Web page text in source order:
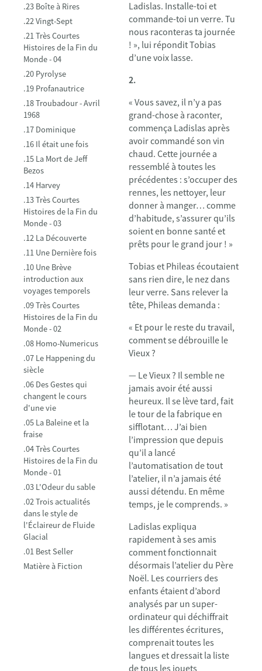
.23 Boîte à Rires
.22 Vingt-Sept
.21 Très Courtes
Histoires de la Fin du
Monde - 04
.20 Pyrolyse
.19 Profanautrice
.18 Troubadour - Avril
1968
.17 Dominique
.16 Il était une fois
.15 La Mort de Jeff
Bezos
.14 Harvey
.13 Très Courtes
Histoires de la Fin du
Monde - 03
.12 La Découverte
.11 Une Dernière fois
.10 Une Brève
introduction aux
voyages temporels
.09 Très Courtes
Histoires de la Fin du
Monde - 02
.08 Homo-Numericus
.07 Le Happening du
siècle
.06 Des Gestes qui
changent le cours
d'une vie
.05 La Baleine et la
fraise
.04 Très Courtes
Histoires de la Fin du
Monde - 01
.03 L'Odeur du sable
.02 Trois actualités
dans le style de
l'Éclaireur de Fluide
Glacial
.01 Best Seller
Matière à Fiction
Ladislas. Installe-toi et
commande-toi un verre. Tu
nous raconteras ta journée
! », lui répondit Tobias
d’une voix lasse.
2.
« Vous savez, il n’y a pas
grand-chose à raconter,
commença Ladislas après
avoir commandé son vin
chaud. Cette journée a
ressemblé à toutes les
précédentes : s’occuper des
rennes, les nettoyer, leur
donner à manger… comme
d’habitude, s’assurer qu’ils
soient en bonne santé et
prêts pour le grand jour ! »
Tobias et Phileas écoutaient
sans rien dire, le nez dans
leur verre. Sans relever la
tête, Phileas demanda :
« Et pour le reste du travail,
comment se débrouille le
Vieux ?
— Le Vieux ? Il semble ne
jamais avoir été aussi
heureux. Il se lève tard, fait
le tour de la fabrique en
sifflotant… J’ai bien
l’impression que depuis
qu’il a lancé
l’automatisation de tout
l’atelier, il n’a jamais été
aussi détendu. En même
temps, je le comprends. »
Ladislas expliqua
rapidement à ses amis
comment fonctionnait
désormais l’atelier du Père
Noël. Les courriers des
enfants étaient d’abord
analysés par un super-
ordinateur qui déchiffrait
les différentes écritures,
comprenait toutes les
langues et dressait la liste
de tous les jouets